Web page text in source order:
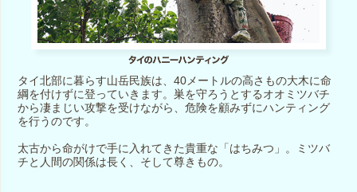
タイ北部に暮らす山岳民族は、40メートルの高さもの大木に命
綱を付けずに登っていきます。巣を守ろうとするオオミツバチ
から凄まじい攻撃を受けながら、危険を顧みずにハンティング
を行うのです。
太古から命がけで手に入れてきた貴重な「はちみつ」。ミツバ
チと人間の関係は長く、そして尊きもの。